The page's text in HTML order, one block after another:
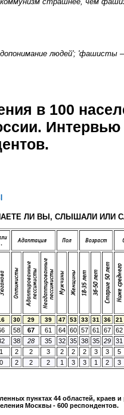
людей'; 'фашисты
в 100
ЛИ ВЫ, СЛЫШАЛИ ИЛИ
30 29 39 47 53 33 31 36 21
58 67 61 64 60 57 61 67
62
38 28 35 32 35 38 35 29
31
1 2 2 3 2 2 2 3 3
5
0 2 2 2 1 3 3 1 2 3
пунктах 44 областей, краев
Москвы - 600 респондентов.